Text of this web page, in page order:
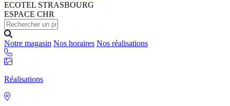
ECOTEL STRASBOURG
ESPACE CHR
Notre magasin Nos horaires Nos réalisations
Réalisations